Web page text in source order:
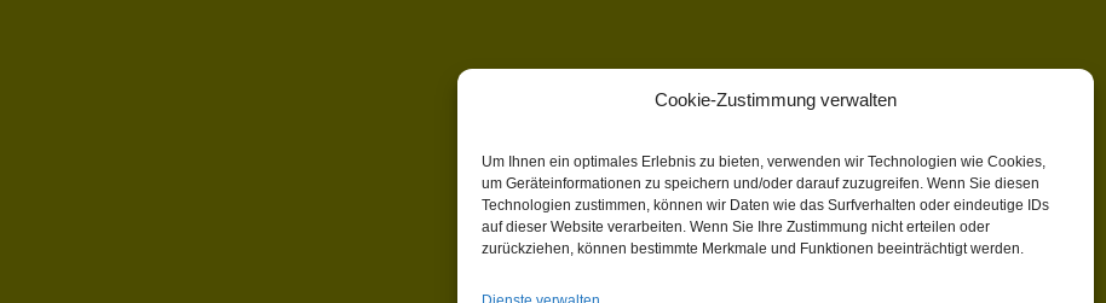
Cookie-Zustimmung verwalten
Um Ihnen ein optimales Erlebnis zu bieten, verwenden wir Technologien wie Cookies,
um Geräteinformationen zu speichern und/oder darauf zuzugreifen. Wenn Sie diesen
Technologien zustimmen, können wir Daten wie das Surfverhalten oder eindeutige IDs
auf dieser Website verarbeiten. Wenn Sie Ihre Zustimmung nicht erteilen oder
zurückziehen, können bestimmte Merkmale und Funktionen beeinträchtigt werden.